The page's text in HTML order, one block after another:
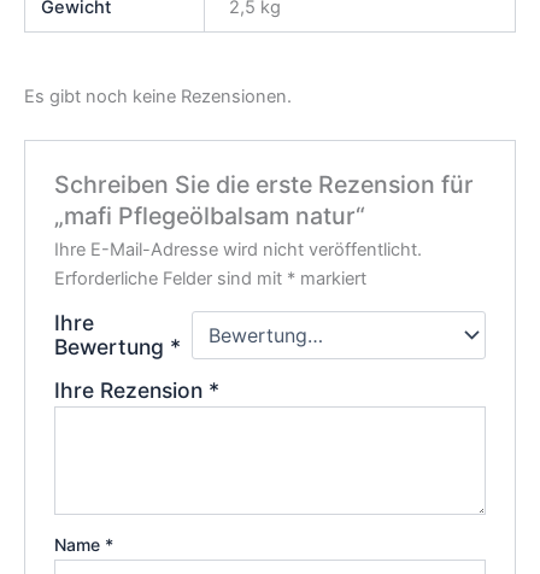
Gewicht 2,5 kg
Es gibt noch keine Rezensionen.
Schreiben Sie die erste Rezension für
„mafi Pflegeölbalsam natur“
Ihre E-Mail-Adresse wird nicht veröffentlicht.
Erforderliche Felder sind mit * markiert
Ihre
Bewertung *
Ihre Rezension *
Name *